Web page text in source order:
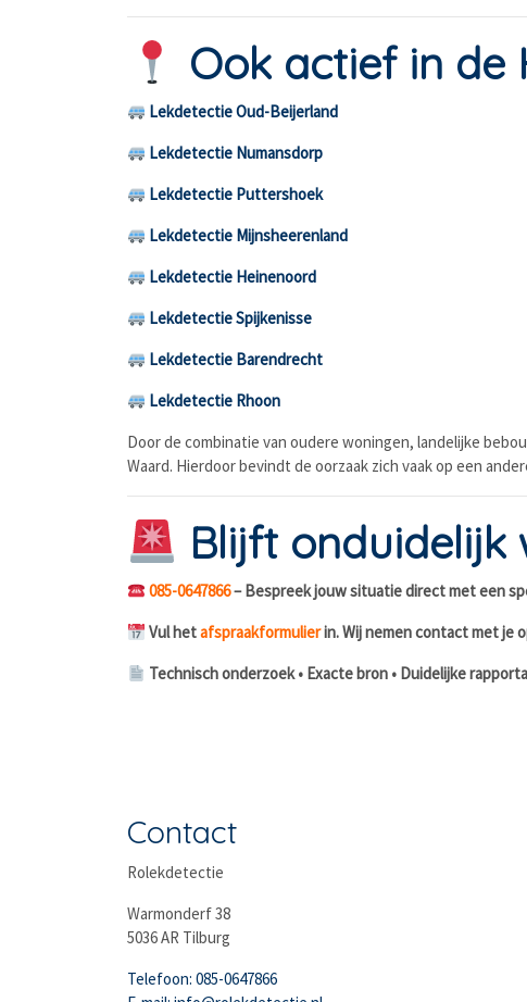
Ook actief in de
Lekdetectie Oud-Beijerland
Lekdetectie Numansdorp
Lekdetectie Puttershoek
Lekdetectie Mijnsheerenland
Lekdetectie Heinenoord
Lekdetectie Spijkenisse
Lekdetectie Barendrecht
Lekdetectie Rhoon
Door de combinatie van oudere woningen, landelijke
Waard. Hierdoor bevindt de oorzaak zich vaak op een
Blijft onduidelijk
085-0647866– Bespreek jouw situatie direct met een
Vul hetafspraakformulierin. Wij nemen contact met je
Technisch onderzoek • Exacte bron • Duidelijke
Contact
Rolekdetectie
Warmonderf 38
5036 AR Tilburg
Telefoon: 085-0647866